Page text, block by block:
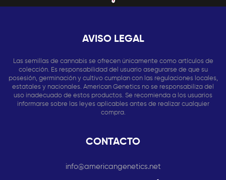
AVISO LEGAL
Las semillas de cannabis se ofrecen únicamente como artículos de
colección. Es responsabilidad del usuario asegurarse de que su
posesión, germinación y cultivo cumplan con las regulaciones locales,
estatales y nacionales. American Genetics no se responsabiliza del
uso inadecuado de estos productos. Se recomienda a los usuarios
informarse sobre las leyes aplicables antes de realizar cualquier
compra.
CONTACTO
info@americangenetics.net